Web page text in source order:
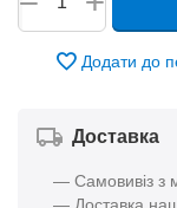
Додати до
Доставка
— Самовивіз з